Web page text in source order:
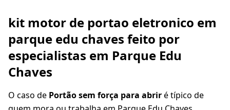
kit motor de portao eletronico em
parque edu chaves feito por
especialistas em Parque Edu
Chaves
O caso de Portão sem força para abriré típico de